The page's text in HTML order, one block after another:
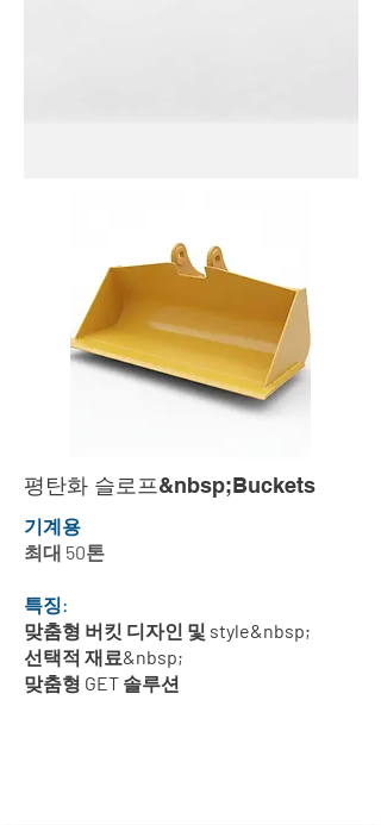
평탄화 슬로프&nbsp;Buckets
기계용
최대 50톤
특징:
맞춤형 버킷 디자인 및 style&nbsp;
선택적 재료&nbsp;
맞춤형 GET 솔루션